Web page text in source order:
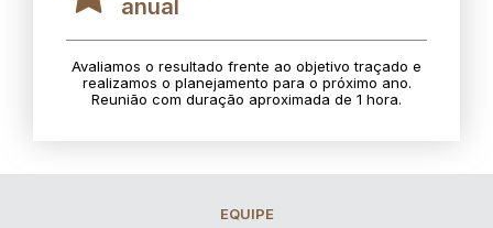
anual
Avaliamos o resultado frente ao objetivo traçado e
realizamos o planejamento para o próximo ano.
Reunião com duração aproximada de 1 hora.
EQUIPE